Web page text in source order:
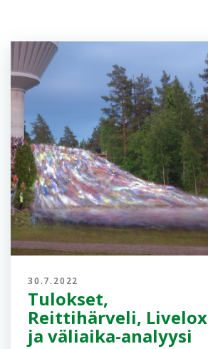
30.7.2022
Tulokset,
Reittihärveli, Livelox
ja väliaika-analyysi